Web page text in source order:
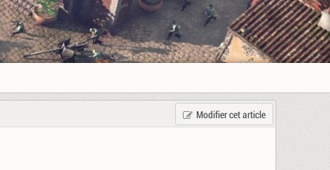
Modifier cet article